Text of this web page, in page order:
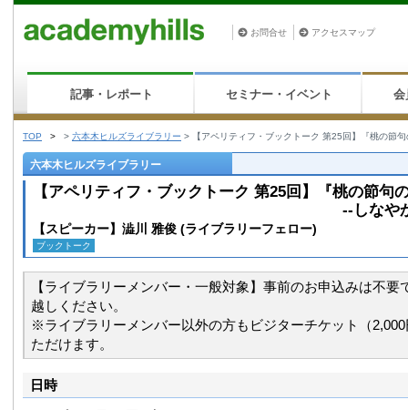
お問合せ アクセスマップ
記事・レポート セミナー・イベント 会
TOP > > 六本木ヒルズライブラリー > 【アペリティフ・ブックトーク 第
六本木ヒルズライブラリー
【アペリティフ・ブックトーク 第25回】『桃の節句
--しなやかに、しかし
【スピーカー】澁川 雅俊 (ライブラリーフェロー)
ブックトーク
【ライブラリーメンバー・一般対象】事前のお申込みは不要
越しください。
※ライブラリーメンバー以外の方もビジターチケット（
ただけます。
日時